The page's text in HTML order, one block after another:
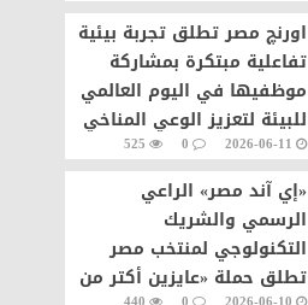
اورنچ مصر تطلق تجربة بيئية
تفاعلية مبتكرة بمشاركة
موظفيها في اليوم العالمي
للبيئة لتعزيز الوعي المناخي
2026-06-11
0
525
«إي آند مصر» الراعي
الرسمي والشريك
التكنولوجي لمنتخب مصر
تطلق حملة «عايزين أكتر من